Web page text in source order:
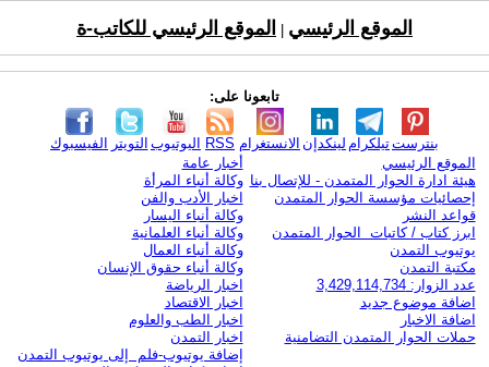
الموقع الرئيسي الموقع الرئيسي للكاتب-ة
تابعونا على:
الفيسبوك التويتر اليوتيوب RSS الانستغرام لينكدإن تيلكرامبنترست
الموقع الرئيسي
هيئة ادارة الحوار المتمدن - للإتصال بنا
إحصائيات مؤسسة الحوار المتمدن
قواعد النشر
ابرز كتاب / كاتبات الحوار المتمدن
يوتيوب التمدن
مكتبة التمدن
عدد الزوار: 3,429,114,734
اضافة موضوع جديد
اضافة الاخبار
حملات الحوار المتمدن التضامنية
أخبار عامة
وكالة أنباء المرأة
اخبار الأدب والفن
وكالة أنباء اليسار
وكالة أنباء العلمانية
وكالة أنباء العمال
وكالة أنباء حقوق الإنسان
اخبار الرياضة
اخبار الاقتصاد
اخبار الطب والعلوم
اخبار التمدن
إضافة يوتيوب-فلم إلى يوتيوب التمدن